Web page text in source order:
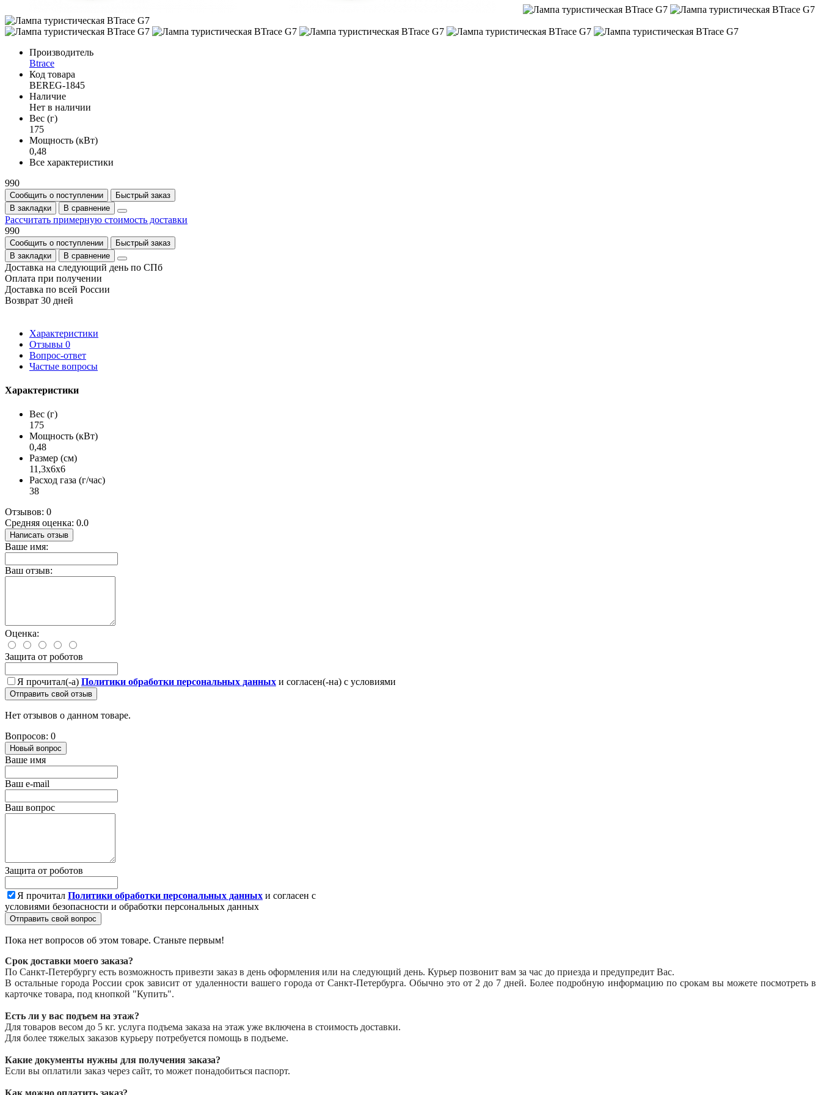
Производитель
Btrace
Код товара
BEREG-1845
Наличие
Нет в наличии
Вес (г)
175
Мощность (кВт)
0,48
Все характеристики
990
Сообщить о поступлении
Быстрый заказ
В закладки
В сравнение
Рассчитать примерную стоимость доставки
990
Сообщить о поступлении
Быстрый заказ
В закладки
В сравнение
Доставка на следующий день по СПб
Оплата при получении
Доставка по всей России
Возврат 30 дней
Характеристики
Отзывы 0
Вопрос-ответ
Частые вопросы
Характеристики
Вес (г)
175
Мощность (кВт)
0,48
Размер (см)
11,3х6х6
Расход газа (г/час)
38
Отзывов: 0
Средняя оценка: 0.0
Написать отзыв
Ваше имя:
Ваш отзыв:
Оценка:
Защита от роботов
Я прочитал(-а) Политики обработки персональных данных и согласен(-на) с условиями
Отправить свой отзыв
Нет отзывов о данном товаре.
Вопросов: 0
Новый вопрос
Ваше имя
Ваш e-mail
Ваш вопрос
Защита от роботов
Я прочитал Политики обработки персональных данных и согласен с
условиями безопасности и обработки персональных данных
Отправить свой вопрос
Пока нет вопросов об этом товаре. Станьте первым!
Срок доставки моего заказа?
По Санкт-Петербургу есть возможность привезти заказ в день оформления или на следующий день. Курьер позвонит вам за час до приезда и предупредит Вас.
В остальные города России срок зависит от удаленности вашего города от Санкт-Петербурга. Обычно это от 2 до 7 дней. Более подробную информацию по срокам вы можете посмотреть в
карточке товара, под кнопкой "Купить".
Есть ли у вас подъем на этаж?
Для товаров весом до 5 кг. услуга подъема заказа на этаж уже включена в стоимость доставки.
Для более тяжелых заказов курьеру потребуется помощь в подъеме.
Какие документы нужны для получения заказа?
Если вы оплатили заказ через сайт, то может понадобиться паспорт.